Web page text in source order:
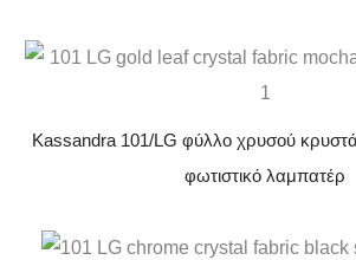
Kassandra 101/LG φύλλο χρυσού
φωτιστικό λαμπατέρ